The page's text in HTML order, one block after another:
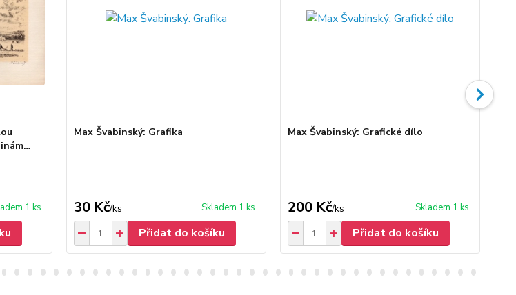
1 ks
Max Švabinský: Grafika
30 Kč/ks Skladem 1 ks
Přidat do košíku
Max Švabinský: Grafické dílo
200 Kč/ks Skladem 1 ks
Přidat do košíku